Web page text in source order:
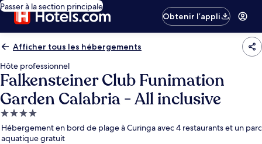
Passer à la section principale
Obtenir l’appli
Afficher tous les hébergements
Hôte professionnel
Falkensteiner Club Funimation
Garden Calabria - All inclusive
Hébergement
4.0 étoiles
Hébergement en bord de plage à Curinga avec 4 restaurants et un parc
aquatique gratuit